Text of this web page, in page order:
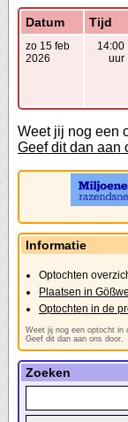
Datum Tijd
zo 15 feb
2026
14:00
uur
Weet jij nog een
Geef dit dan aan
Informatie
Optochten
Plaatsen in
Optochten in de
Weet jij nog een optocht in
Geef dit dan aan ons door.
Zoeken